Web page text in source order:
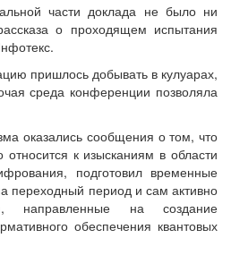
части доклада не было ни
о проходящем испытания
пришлось добывать в кулуарах,
среда конференции позволяла
оказались сообщения о том, что
относится к изысканиям в области
подготовил временные
переходный период и сам активно
направленные на создание
обеспечения квантовых